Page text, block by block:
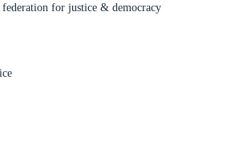
for justice & democracy